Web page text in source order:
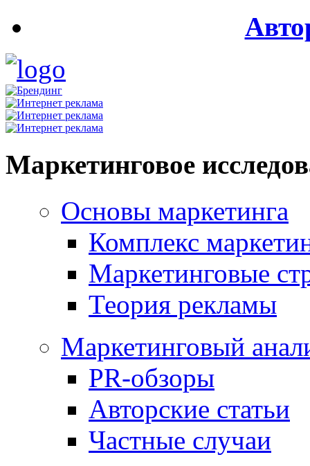
Маркетинговое
Основы маркетинга
Комплекс
Маркетинговые
Теория рекламы
Маркетинговый
PR-обзоры
Авторские статьи
Частные случаи